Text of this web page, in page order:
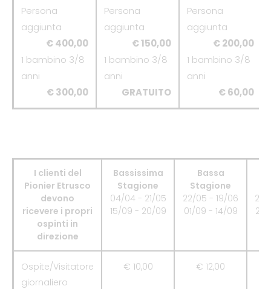
Persona
aggiunta
€ 400,00
1 bambino 3/8
anni
€ 300,00
Persona
aggiunta
€ 150,00
1 bambino 3/8
anni
GRATUITO
Persona
aggiunta
€ 200,00
1 bambino 3/8
anni
€ 60,00
I clienti del
Pionier Etrusco
devono
ricevere i propri
ospinti in
direzione
Bassissima
Stagione
04/04 - 21/05
15/09 - 20/09
Bassa
Stagione
22/05 - 19/06
01/09 - 14/09
20/
Ospite/Visitatore
giornaliero
€ 10,00 € 12,00